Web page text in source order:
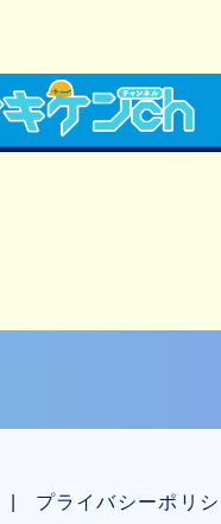
プライバシーポリシ